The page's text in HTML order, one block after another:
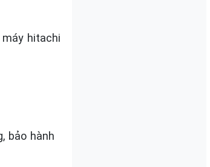
máy hitachi
bảo hành